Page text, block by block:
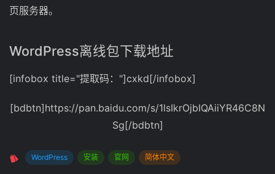
页服务器。
WordPress离线包下载地址
[infobox title="提取码："]cxkd[/infobox]
[bdbtn]https://pan.baidu.com/s/1lsIkrOjbIQAiiYR46C8N
Sg[/bdbtn]
WordPress 安装 官网 简体中文